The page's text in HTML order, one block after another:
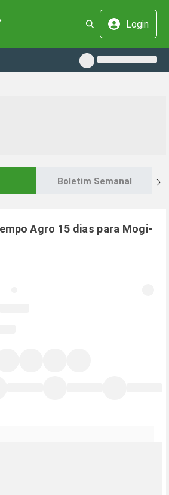
Login
Boletim Semanal
Agro 15 dias para Mogi-